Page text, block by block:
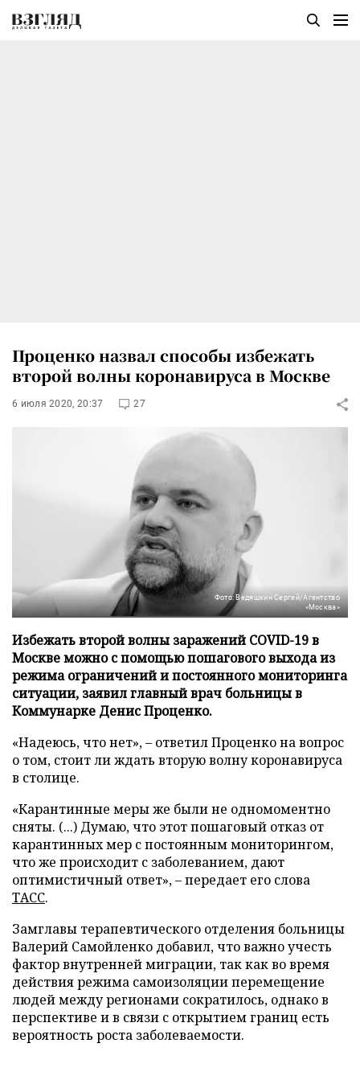
Проценко назвал способы избежать
второй волны коронавируса в Москве
6 июля 2020, 20:37 27
Фото: Ведяшкин Сергей/Агентство
«Москва»
Избежать второй волны заражений COVID-19 в
Москве можно с помощью пошагового выхода из
режима ограничений и постоянного мониторинга
ситуации, заявил главный врач больницы в
Коммунарке Денис Проценко.
«Надеюсь, что нет», – ответил Проценко на вопрос
о том, стоит ли ждать вторую волну коронавируса
в столице.
«Карантинные меры же были не одномоментно
сняты. (...) Думаю, что этот пошаговый отказ от
карантинных мер с постоянным мониторингом,
что же происходит с заболеванием, дают
оптимистичный ответ», – передает его слова
ТАСС.
Замглавы терапевтического отделения больницы
Валерий Самойленко добавил, что важно учесть
фактор внутренней миграции, так как во время
действия режима самоизоляции перемещение
людей между регионами сократилось, однако в
перспективе и в связи с открытием границ есть
вероятность роста заболеваемости.